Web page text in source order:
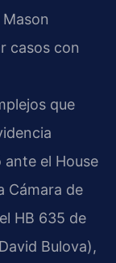
casos con
que
el House
Cámara de
HB 635 de
Bulova),